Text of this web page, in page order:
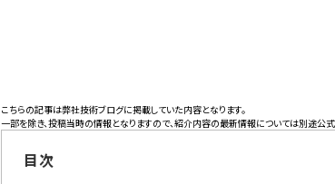
こちらの記事は弊社技術ブログに掲載していた内容となります。
一部を除き、投稿当時の情報となりますので、紹介内容の最新情報については別途公
目次